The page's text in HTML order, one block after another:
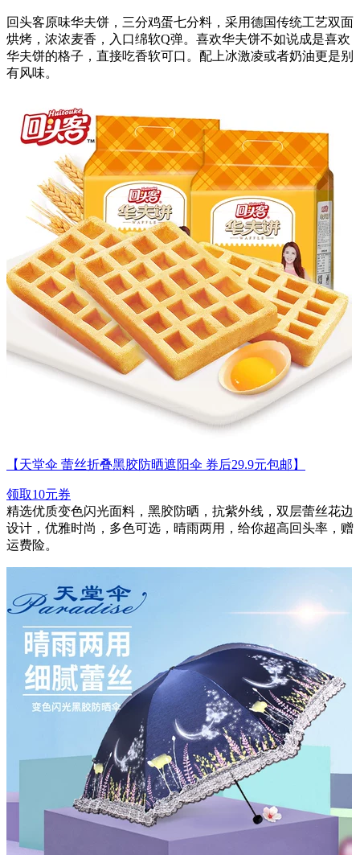
回头客原味华夫饼，三分鸡蛋七分料，采用德国传统工艺双面
烘烤，浓浓麦香，入口绵软Q弹。喜欢华夫饼不如说成是喜欢
华夫饼的格子，直接吃香软可口。配上冰激凌或者奶油更是别
有风味。
【天堂伞 蕾丝折叠黑胶防晒遮阳伞 券后29.9元包邮】
领取10元券
精选优质变色闪光面料，黑胶防晒，抗紫外线，双层蕾丝花边
设计，优雅时尚，多色可选，晴雨两用，给你超高回头率，赠
运费险。